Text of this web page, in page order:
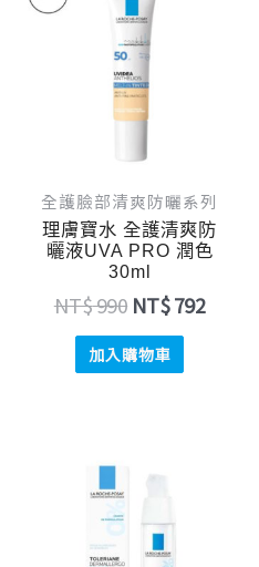
全護臉部清爽防曬系列
理膚寶水 全護清爽防
曬液UVA PRO 潤色
30ml
NT$990
價
格：
NT$ 990。
NT$792
加入購物車
始
格：
NT$ 990。